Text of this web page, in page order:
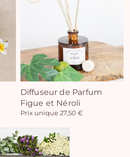
Diffuseur de Parfum
Figue et Néroli
Prix unique 27,50 €